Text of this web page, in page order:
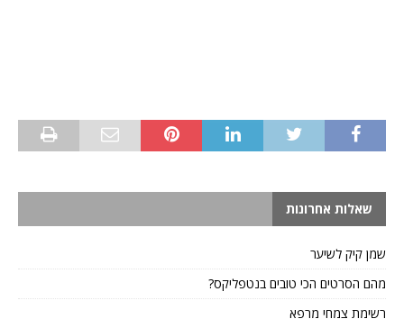
שאלות אחרונות
שמן קיק לשיער
מהם הסרטים הכי טובים בנטפליקס?
רשימת צמחי מרפא